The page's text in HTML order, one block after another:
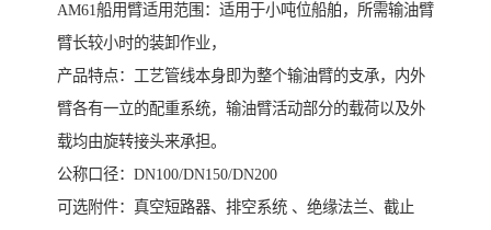
AM61船用臂适用范围：适用于小吨位船舶，所需输油臂
臂长较小时的装卸作业，
产品特点：工艺管线本身即为整个输油臂的支承，内外
臂各有一立的配重系统，输油臂活动部分的载荷以及外
载均由旋转接头来承担。
公称口径：DN100/DN150/DN200
可选附件：真空短路器、排空系统 、绝缘法兰、截止